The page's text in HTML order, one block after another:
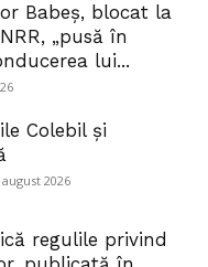
Babeș, blocat la
„pusă în
lui...
Colebil și
august 2026
regulile privind